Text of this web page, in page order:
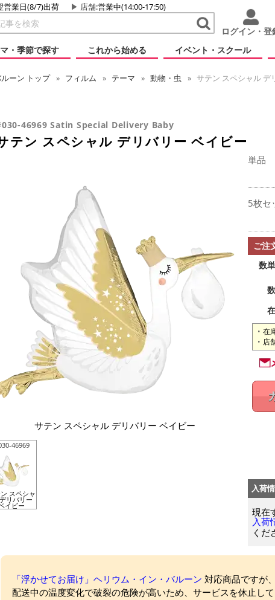
営業日(8/7)出荷 店舗:営業中(14:00-17:50)
ログイン・登
・季節で探す
これから始める イベント・スクール
ーン トップ フィルム テーマ 動物・虫
サテン スペシャル デ
46969 Satin Special Delivery Baby
テン スペシャル デリバリー ベイビー
サテン スペシャル デリバリー ベイビー
46969
スペシャ
リバリー
イビー
単品
5枚セ
ご注
数
在
店
入荷
現在
入荷
くだ
「浮かせてお届け」ヘリウム・イン・バルーン 対応商品ですが
配送中の温度変化で破裂の危険が高いため、サービスを休止して